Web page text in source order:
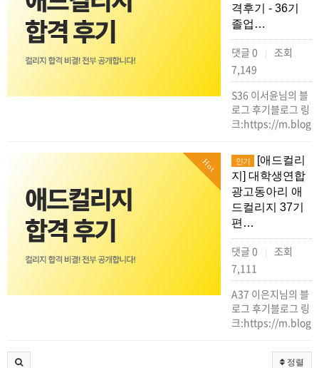
격후기 - 36기
졸업…
댓글 0 |
조회
7,149
S36 이서윤님의 블
로그 후기블로그 링
크:https://
Hot 인기
[애드컬리
지] 대학생연합
광고동아리 애
드컬리지 37기
편…
댓글 0 |
조회
7,111
A37 이은지님의 블
로그 후기블로그 링
크:https://
정렬